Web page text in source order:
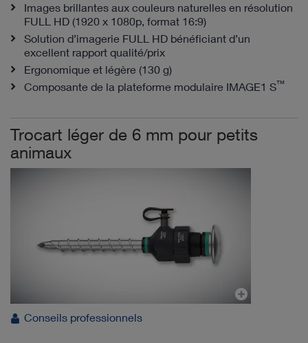
Images brillantes aux couleurs naturelles en résolution
FULL HD (1920 x 1080p, format 16:9)
Solution d’imagerie FULL HD bénéficiant d’un
excellent rapport qualité/prix
Ergonomique et légère (130 g)
Composante de la plateforme modulaire IMAGE1 S™
Trocart léger de 6 mm pour petits
animaux
Conseils professionnels